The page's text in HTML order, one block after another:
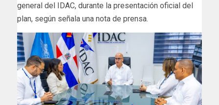
general del IDAC, durante la presentación oficial del
plan, según señala una nota de prensa.